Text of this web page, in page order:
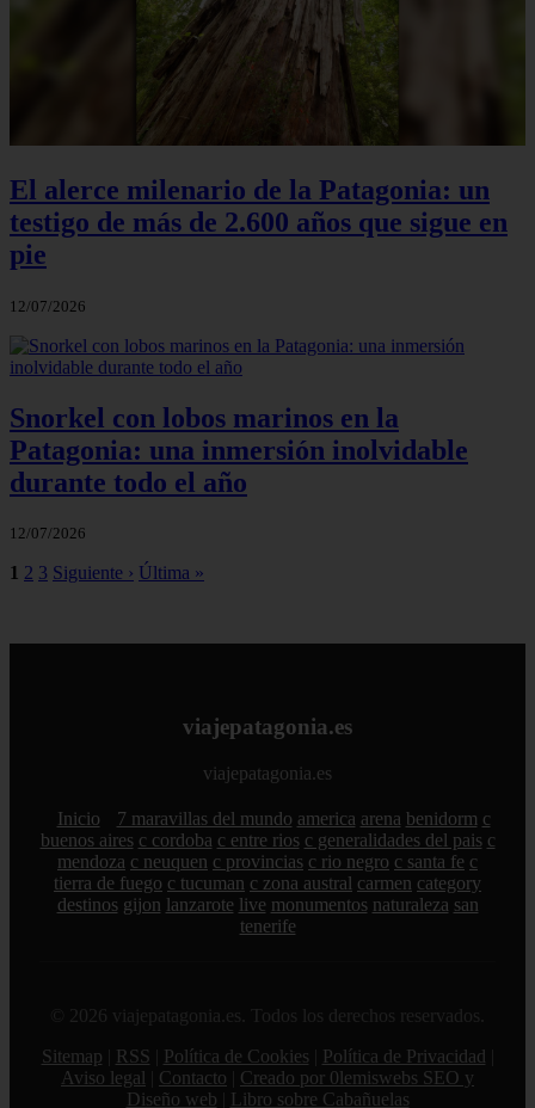
El alerce milenario de la Patagonia: un
testigo de más de 2.600 años que sigue en
pie
12/07/2026
Snorkel con lobos marinos en la
Patagonia: una inmersión inolvidable
durante todo el año
12/07/2026
1 2 3 Siguiente › Última »
viajepatagonia.es
viajepatagonia.es
Inicio 7 maravillas del mundo america arena benidorm c
buenos aires c cordoba c entre rios c generalidades del pais c
mendoza c neuquen c provincias c rio negro c santa fe c
tierra de fuego c tucuman c zona austral carmen category
destinos gijon lanzarote live monumentos naturaleza san
tenerife
© 2026 viajepatagonia.es. Todos los derechos reservados.
Sitemap
RSS Política de Cookies Política de Privacidad
Aviso legal
Contacto
Creado por 0lemiswebs SEO y
Diseño web
Libro sobre Cabañuelas